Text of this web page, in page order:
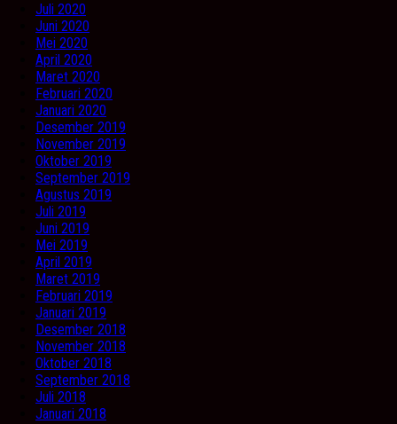
Juli 2020
Juni 2020
Mei 2020
April 2020
Maret 2020
Februari 2020
Januari 2020
Desember 2019
November 2019
Oktober 2019
September 2019
Agustus 2019
Juli 2019
Juni 2019
Mei 2019
April 2019
Maret 2019
Februari 2019
Januari 2019
Desember 2018
November 2018
Oktober 2018
September 2018
Juli 2018
Januari 2018